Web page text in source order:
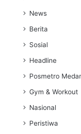
News
Berita
Sosial
Headline
Posmetro
Gym & Workout
Nasional
Peristiwa